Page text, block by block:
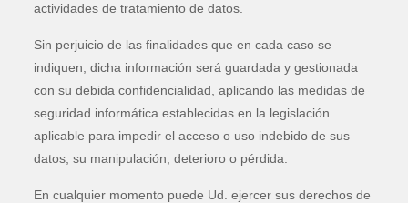
actividades de tratamiento de datos.
Sin perjuicio de las finalidades que en cada caso se
indiquen, dicha información será guardada y gestionada
con su debida confidencialidad, aplicando las medidas de
seguridad informática establecidas en la legislación
aplicable para impedir el acceso o uso indebido de sus
datos, su manipulación, deterioro o pérdida.
En cualquier momento puede Ud. ejercer sus derechos de